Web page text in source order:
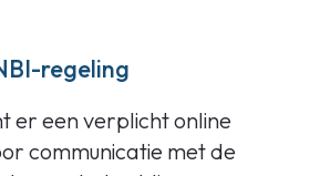
regeling
er een verplicht online
communicatie met de